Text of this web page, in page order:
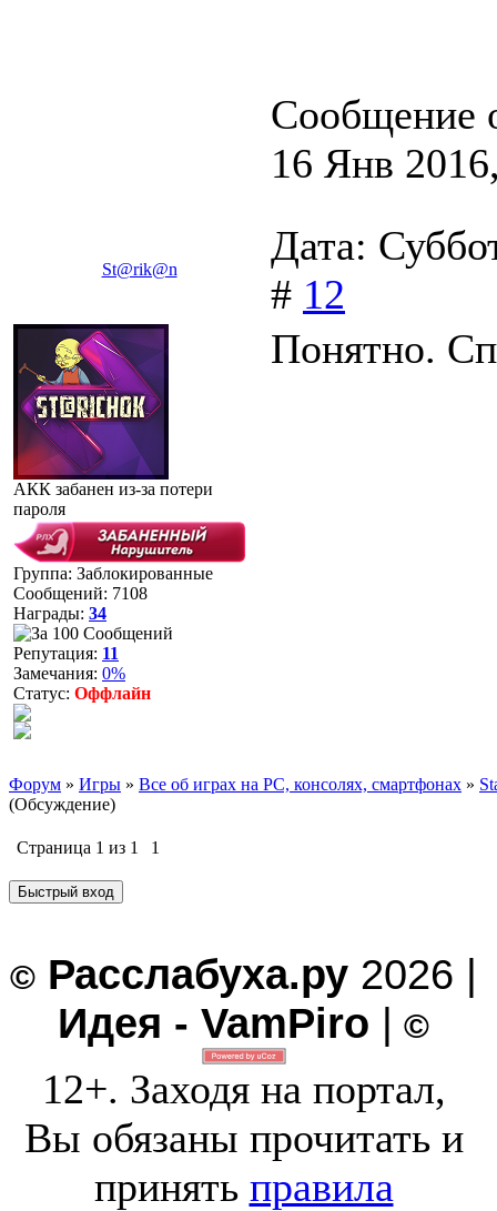
Сообщение
16 Янв
St@rik@n
Дата:
# 12
АКК забанен из-за потери
пароля
Группа: Заблокированные
Сообщений: 7108
Награды: 34
Репутация: 11
Замечания: 0%
Статус: Оффлайн
Понятно.
Форум » Игры » Все об играх на PC, консолях, смартфонах »
(Обсуждение)
Страница 1 из 1 1
© Расслабуха.ру 2026 |
Идея - VamPiro | ©
12+. Заходя на портал,
Вы обязаны прочитать и
принять правила